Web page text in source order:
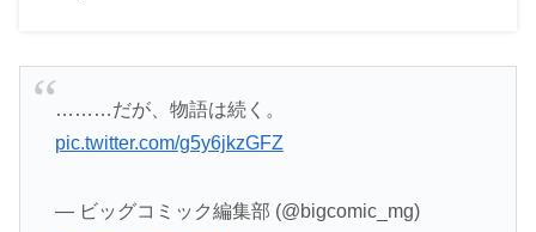
………だが、物語は続く。
pic.twitter.com/g5y6jkzGFZ
— ビッグコミック編集部 (@bigcomic_mg)